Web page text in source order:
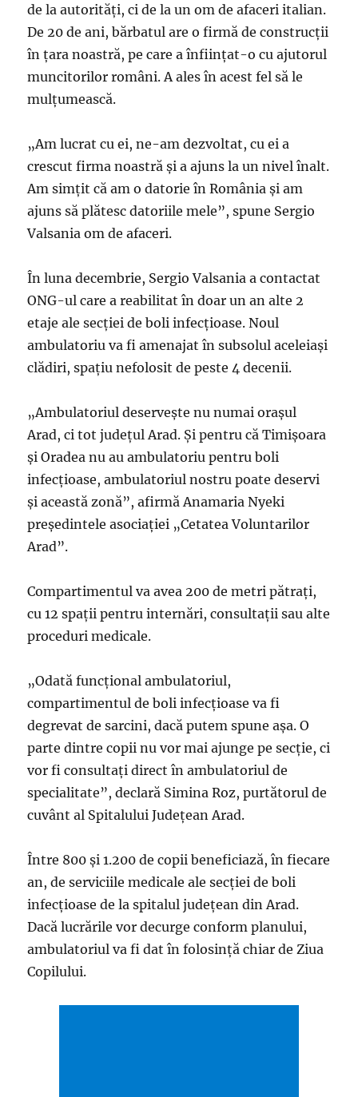
de la autorităţi, ci de la un om de afaceri italian.
De 20 de ani, bărbatul are o firmă de construcţii
în ţara noastră, pe care a înființat-o cu ajutorul
muncitorilor români. A ales în acest fel să le
mulţumească.
„Am lucrat cu ei, ne-am dezvoltat, cu ei a
crescut firma noastră și a ajuns la un nivel înalt.
Am simțit că am o datorie în România și am
ajuns să plătesc datoriile mele”, spune Sergio
Valsania om de afaceri.
În luna decembrie, Sergio Valsania a contactat
ONG-ul care a reabilitat în doar un an alte 2
etaje ale secţiei de boli infecţioase. Noul
ambulatoriu va fi amenajat în subsolul aceleiași
clădiri, spațiu nefolosit de peste 4 decenii.
„Ambulatoriul deservește nu numai orașul
Arad, ci tot județul Arad. Şi pentru că Timișoara
și Oradea nu au ambulatoriu pentru boli
infecțioase, ambulatoriul nostru poate deservi
și această zonă”, afirmă Anamaria Nyeki
președintele asociației „Cetatea Voluntarilor
Arad”.
Compartimentul va avea 200 de metri pătrați,
cu 12 spații pentru internări, consultații sau alte
proceduri medicale.
„Odată funcțional ambulatoriul,
compartimentul de boli infecțioase va fi
degrevat de sarcini, dacă putem spune așa. O
parte dintre copii nu vor mai ajunge pe secție, ci
vor fi consultați direct în ambulatoriul de
specialitate”, declară Simina Roz, purtătorul de
cuvânt al Spitalului Județean Arad.
Între 800 și 1.200 de copii beneficiază, în fiecare
an, de serviciile medicale ale secției de boli
infecțioase de la spitalul județean din Arad.
Dacă lucrările vor decurge conform planului,
ambulatoriul va fi dat în folosință chiar de Ziua
Copilului.